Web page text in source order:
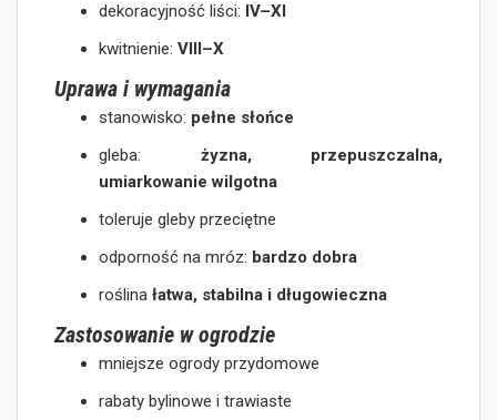
dekoracyjność liści: IV–XI
kwitnienie:VIII–X
Uprawa i wymagania
stanowisko: pełne słońce
gleba: żyzna, przepuszczalna,
umiarkowanie wilgotna
toleruje gleby przeciętne
odporność na mróz: bardzo dobra
roślinałatwa, stabilna i długowieczna
Zastosowanie w ogrodzie
mniejsze ogrody przydomowe
rabaty bylinowe i trawiaste